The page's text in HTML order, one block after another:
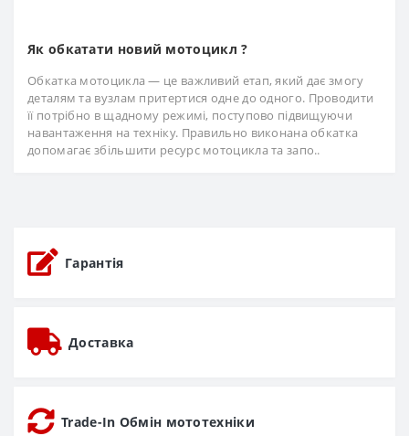
Як обкатати новий мотоцикл ?
Обкатка мотоцикла — це важливий етап, який дає змогу
деталям та вузлам притертися одне до одного. Проводити
її потрібно в щадному режимі, поступово підвищуючи
навантаження на техніку. Правильно виконана обкатка
допомагає збільшити ресурс мотоцикла та запо..
Гарантія
Доставка
Trade-In Обмін мототехніки